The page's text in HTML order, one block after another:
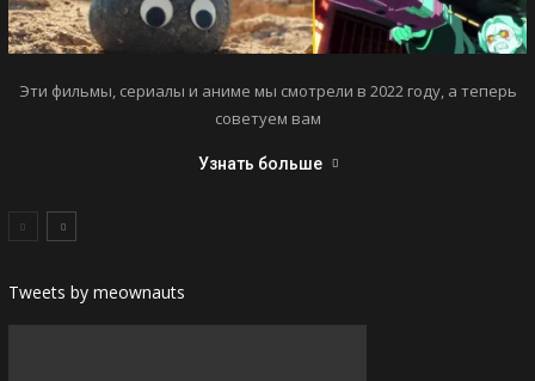
Эти фильмы, сериалы и аниме мы смотрели в 2022 году, а теперь
советуем вам
Узнать больше
Tweets by meownauts